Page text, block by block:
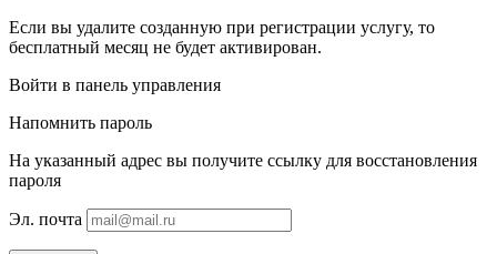
Если вы удалите созданную при регистрации услугу, то
бесплатный месяц не будет активирован.
Войти в панель управления
Напомнить пароль
На указанный адрес вы получите ссылку для восстановления
пароля
Эл. почта